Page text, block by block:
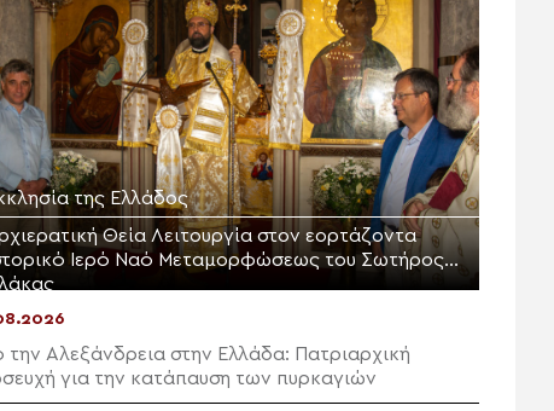
της Ελλάδος
Θεία Λειτουργία στον εορτάζοντα
Ιερό Ναό Μεταμορφώσεως του Σωτήρος
την Αλεξάνδρεια στην Ελλάδα: Πατριαρχική
για την κατάπαυση των πυρκαγιών